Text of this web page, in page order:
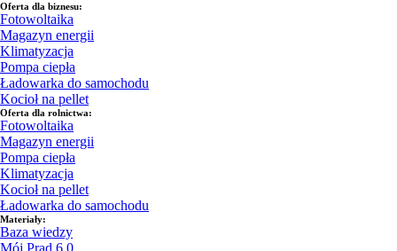
Oferta dla biznesu:
Fotowoltaika
Magazyn energii
Klimatyzacja
Pompa ciepła
Ładowarka do samochodu
Kocioł na pellet
Oferta dla rolnictwa:
Fotowoltaika
Magazyn energii
Pompa ciepła
Klimatyzacja
Kocioł na pellet
Ładowarka do samochodu
Materiały:
Baza wiedzy
Mój Prąd 6.0